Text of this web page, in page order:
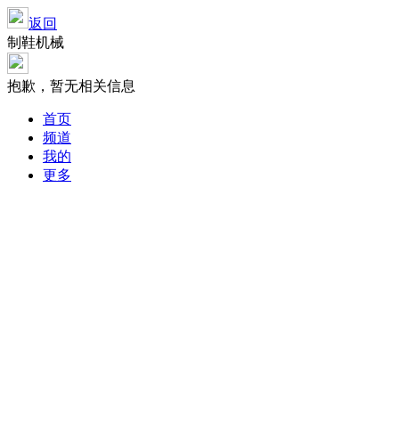
返回
制鞋机械
抱歉，暂无相关信息
首页
频道
我的
更多